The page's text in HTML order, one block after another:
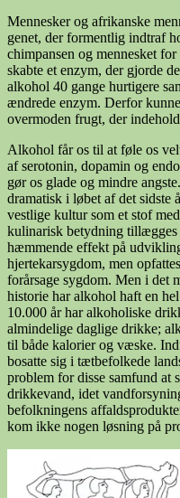
Mennesker og afrikanske
genet, der formentlig indtraf
chimpansen og mennesket
skabte et enzym, der gjorde
alkohol 40 gange hurtigere
ændrede enzym. Derfor
overmoden frugt, der
Alkohol får os til at føle os
af serotonin, dopamin og
gør os glade og mindre
dramatisk i løbet af det sidste
vestlige kultur som et stof
kulinarisk betydning tillægges
hæmmende effekt på
hjertekarsygdom, men
forårsage sygdom. Men i det
historie har alkohol haft en
10.000 år har alkoholiske
almindelige daglige drikke;
til både kalorier og væske.
bosatte sig i tætbefolkede
problem for disse samfund
drikkevand, idet
befolkningens
kom ikke nogen løsning på